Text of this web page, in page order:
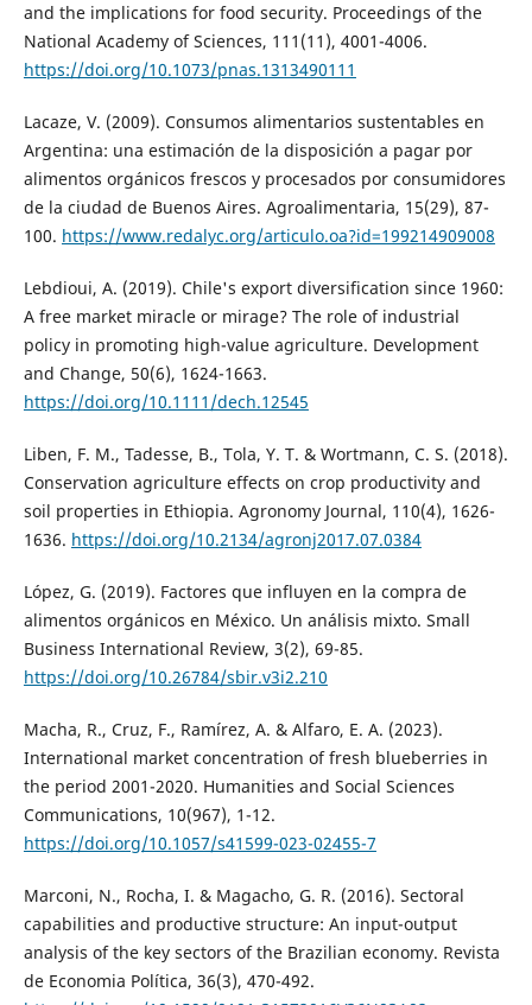
and the implications for food security. Proceedings of the
National Academy of Sciences, 111(11), 4001-4006.
https://doi.org/10.1073/pnas.1313490111
Lacaze, V. (2009). Consumos alimentarios sustentables en
Argentina: una estimación de la disposición a pagar por
alimentos orgánicos frescos y procesados por consumidores
de la ciudad de Buenos Aires. Agroalimentaria, 15(29), 87-
100. https://www.redalyc.org/articulo.oa?id=199214909008
Lebdioui, A. (2019). Chile's export diversification since 1960:
A free market miracle or mirage? The role of industrial
policy in promoting high-value agriculture. Development
and Change, 50(6), 1624-1663.
https://doi.org/10.1111/dech.12545
Liben, F. M., Tadesse, B., Tola, Y. T. & Wortmann, C. S. (2018).
Conservation agriculture effects on crop productivity and
soil properties in Ethiopia. Agronomy Journal, 110(4), 1626-
1636. https://doi.org/10.2134/agronj2017.07.0384
López, G. (2019). Factores que influyen en la compra de
alimentos orgánicos en México. Un análisis mixto. Small
Business International Review, 3(2), 69-85.
https://doi.org/10.26784/sbir.v3i2.210
Macha, R., Cruz, F., Ramírez, A. & Alfaro, E. A. (2023).
International market concentration of fresh blueberries in
the period 2001-2020. Humanities and Social Sciences
Communications, 10(967), 1-12.
https://doi.org/10.1057/s41599-023-02455-7
Marconi, N., Rocha, I. & Magacho, G. R. (2016). Sectoral
capabilities and productive structure: An input-output
analysis of the key sectors of the Brazilian economy. Revista
de Economia Política, 36(3), 470-492.